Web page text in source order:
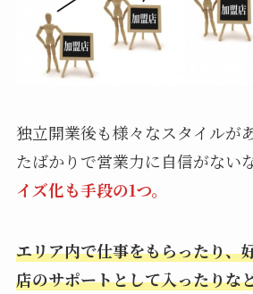
独立開業後も様々なスタイルが
たばかりで営業力に自信がないな
イズ化も手段の1つ。
エリア内で仕事をもらったり、
店のサポートとして入ったりな